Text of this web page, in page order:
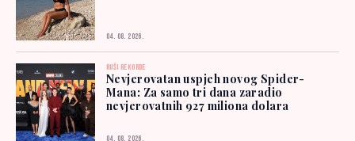
04. 08. 2026.
RUŠI REKORDE
Nevjerovatan uspjeh novog Spider-
Mana: Za samo tri dana zaradio
nevjerovatnih 927 miliona dolara
04. 08. 2026.